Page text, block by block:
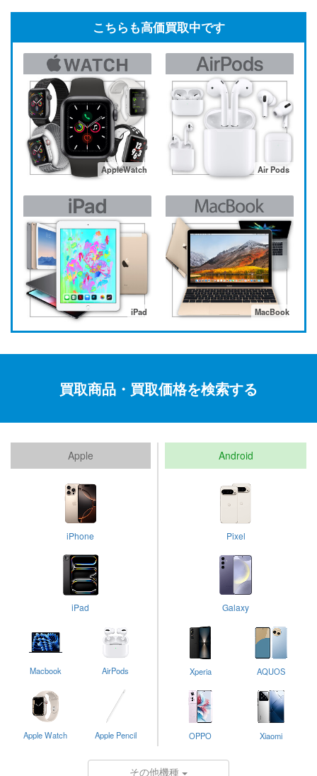
こちらも高価買取中です
AppleWatch Air Pods
iPad MacBook
買取商品・買取価格を検索する
Apple
iPhone
iPad
Macbook AirPods
Apple Watch Apple Pencil
Android
Pixel
Galaxy
Xperia AQUOS
OPPO Xiaomi
その他機種